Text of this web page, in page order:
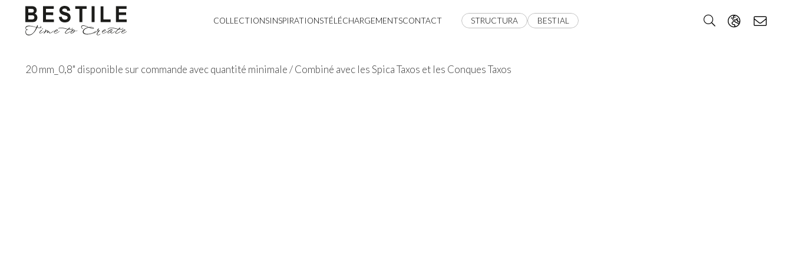
COLLECTIONSINSPIRATIONSTÉLÉCHARGEMENTSCONTACT STRUCTURA BESTIAL
20 mm_0,8" disponible sur commande avec quantité minimale / Combiné avec les Spica Taxos et les Conques Taxos